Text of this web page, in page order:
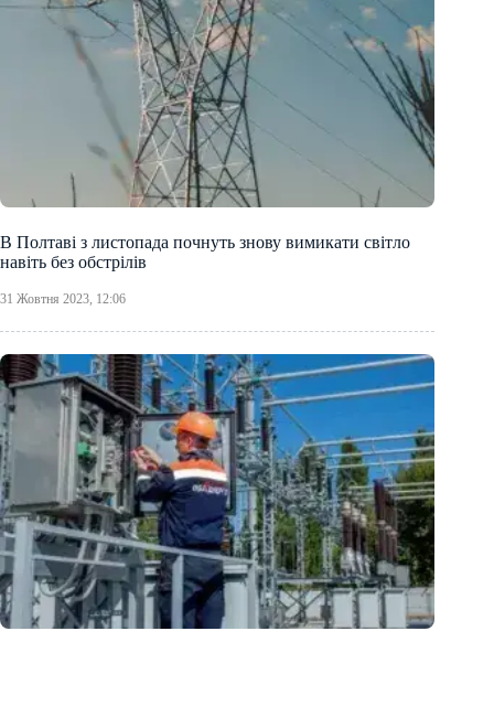
В Полтаві з листопада почнуть знову вимикати світло
навіть без обстрілів
31 Жовтня 2023, 12:06